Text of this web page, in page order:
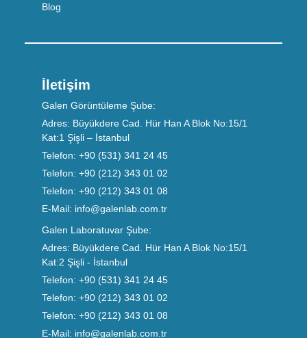
Blog
İletişim
Galen Görüntüleme Şube:
Adres: Büyükdere Cad. Hür Han A Blok No:15/1
Kat:1 Şişli – İstanbul
Telefon: +90 (531) 341 24 45
Telefon: +90 (212) 343 01 02
Telefon: +90 (212) 343 01 08
E-Mail: info@galenlab.com.tr
Galen Laboratuvar Şube:
Adres: Büyükdere Cad. Hür Han A Blok No:15/1
Kat:2 Şişli - İstanbul
Telefon: +90 (531) 341 24 45
Telefon: +90 (212) 343 01 02
Telefon: +90 (212) 343 01 08
E-Mail: info@galenlab.com.tr